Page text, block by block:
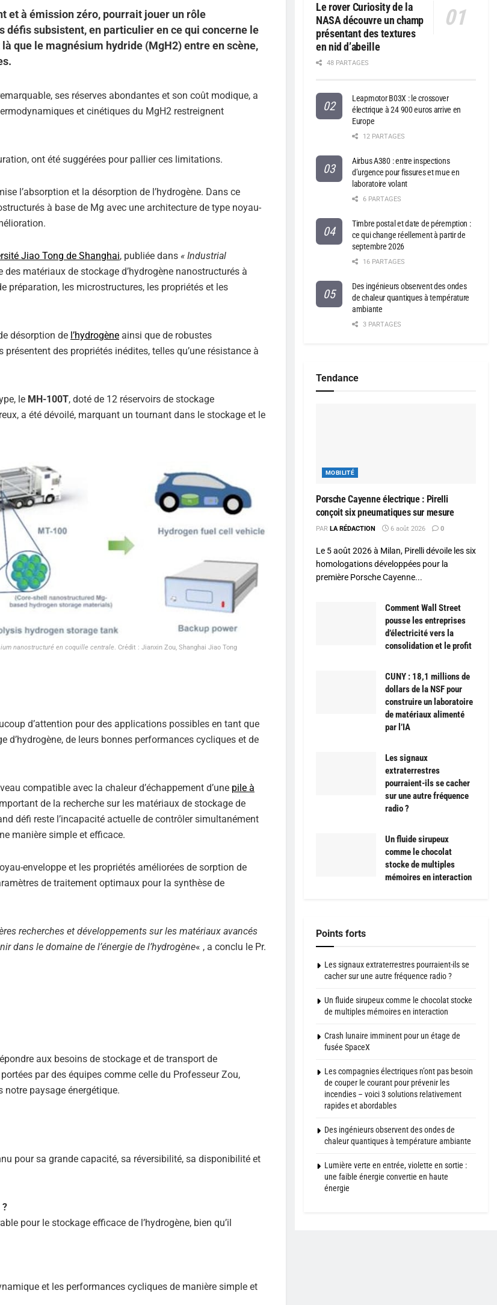
et à émission zéro, pourrait jouer un rôle
subsistent, en particulier en ce qui concerne le
que le magnésium hydride (MgH2) entre en scène,
ses réserves abondantes et son coût modique, a
et cinétiques du MgH2 restreignent
ont été suggérées pour pallier ces limitations.
l’absorption et la désorption de l’hydrogène. Dans ce
à base de Mg avec une architecture de type noyau-
Jiao Tong de Shanghai, publiée dans « Industrial
matériaux de stockage d’hydrogène nanostructurés à
préparation, les microstructures, les propriétés et les
désorption de l’hydrogène ainsi que de robustes
des propriétés inédites, telles qu’une résistance à
le MH-100T, doté de 12 réservoirs de stockage
a été dévoilé, marquant un tournant dans le stockage et le
nanostructuré en coquille centrale. Crédit : Jianxin Zou, Shanghai Jiao Tong
d’attention pour des applications possibles en tant que
d’hydrogène, de leurs bonnes performances cycliques et de
compatible avec la chaleur d’échappement d’une pile à
de la recherche sur les matériaux de stockage de
défi reste l’incapacité actuelle de contrôler simultanément
manière simple et efficace.
enveloppe et les propriétés améliorées de sorption de
de traitement optimaux pour la synthèse de
recherches et développements sur les matériaux avancés
dans le domaine de l’énergie de l’hydrogène« , a conclu le Pr.
aux besoins de stockage et de transport de
par des équipes comme celle du Professeur Zou,
notre paysage énergétique.
pour sa grande capacité, sa réversibilité, sa disponibilité et
?
pour le stockage efficace de l’hydrogène, bien qu’il
et les performances cycliques de manière simple et
Le rover Curiosity de la
NASA découvre un champ
présentant des textures
en nid d’abeille
48 PARTAGES
Leapmotor B03X : le crossover
électrique à 24 900 euros arrive en
Europe
12 PARTAGES
Airbus A380 : entre inspections
d’urgence pour fissures et mue en
laboratoire volant
6 PARTAGES
Timbre postal et date de péremption :
ce qui change réellement à partir de
septembre 2026
16 PARTAGES
Des ingénieurs observent des ondes
de chaleur quantiques à température
ambiante
3 PARTAGES
Tendance
MOBILITÉ
Porsche Cayenne électrique : Pirelli
conçoit six pneumatiques sur mesure
PAR LA RÉDACTION 6 août 2026 0
Le 5 août 2026 à Milan, Pirelli dévoile les six
homologations développées pour la
première Porsche Cayenne...
Comment Wall Street
pousse les entreprises
d’électricité vers la
consolidation et le profit
CUNY : 18,1 millions de
dollars de la NSF pour
construire un laboratoire
de matériaux alimenté
par l’IA
Les signaux
extraterrestres
pourraient-ils se cacher
sur une autre fréquence
radio ?
Un fluide sirupeux
comme le chocolat
stocke de multiples
mémoires en interaction
Points forts
Les signaux extraterrestres pourraient-ils se
cacher sur une autre fréquence radio ?
Un fluide sirupeux comme le chocolat stocke
de multiples mémoires en interaction
Crash lunaire imminent pour un étage de
fusée SpaceX
Les compagnies électriques n’ont pas besoin
de couper le courant pour prévenir les
incendies – voici 3 solutions relativement
rapides et abordables
Des ingénieurs observent des ondes de
chaleur quantiques à température ambiante
Lumière verte en entrée, violette en sortie :
une faible énergie convertie en haute
énergie